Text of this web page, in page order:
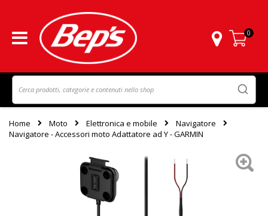
Carrello
0
Home Moto Elettronica e mobile
Navigatore
Navigatore - Accessori moto Adattatore ad Y - GARMIN